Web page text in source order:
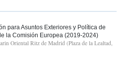
para Asuntos Exteriores y Política de
la Comisión Europea (2019-2024)
Oriental Ritz de Madrid (Plaza de la Lealtad,